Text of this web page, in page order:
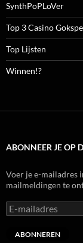
SynthPoPLoVer
Top 3 Casino
Top Lijsten
Winnen!?
ABONNEER JE OP
Voer je e-mailadres
mailmeldingen te
E-
mailadres
ABONNEREN